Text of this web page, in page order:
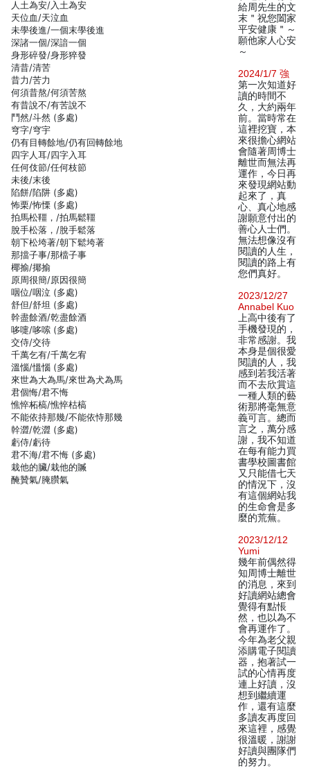
人土為安/入土為安
天位血/天泣血
未學後進/一個末學後進
深諸一個/深諳一個
身形碎發/身形猝發
清昔/清苦
昔力/苦力
何須昔熬/何須苦熬
有昔說不/有苦說不
鬥然/斗然 (多處)
穹字/穹宇
仍有目轉餘地/仍有回轉餘地
四字人耳/四字入耳
任何伎節/任何枝節
未後/末後
陷餅/陷阱 (多處)
怖栗/怖慄 (多處)
拍馬松韁，/拍馬鬆韁
脫手松落，/脫手鬆落
朝下松垮著/朝下鬆垮著
那擋子事/那檔子事
椰揄/揶揄
原周很簡/原因很簡
咽位/咽泣 (多處)
舒但/舒坦 (多處)
幹盡餘酒/乾盡餘酒
哆嚏/哆嗦 (多處)
交侍/交待
千萬乞有/千萬乞宥
溫惱/慍惱 (多處)
來世為大為馬/來世為犬為馬
君個悔/君不悔
憔悴柘槁/憔悴枯槁
不能依持那幾/不能依恃那幾
幹澀/乾澀 (多處)
虧侍/虧待
君不海/君不悔 (多處)
栽他的臟/栽他的贓
醃贊氣/腌臢氣
給周先生的文
末＂祝您闔家
平安健康＂～
願他家人心安
～
2024/1/7 強
第一次知道好
讀的時間不
久，大約兩年
前。當時常在
這裡挖寶，本
來很擔心網站
會隨著周博士
離世而無法再
運作，今日再
來發現網站動
起來了，真
心、真心地感
謝願意付出的
善心人士們。
無法想像沒有
閱讀的人生，
閱讀的路上有
您們真好。
2023/12/27
Annabel Kuo
上高中後有了
手機發現的，
非常感謝。我
本身是個很愛
閱讀的人，我
感到若我活著
而不去欣賞這
一種人類的藝
術那將毫無意
義可言。總而
言之，萬分感
謝，我不知道
在每有能力買
書學校圖書館
又只能借七天
的情況下，沒
有這個網站我
的生命會是多
麼的荒蕪。
2023/12/12
Yumi
幾年前偶然得
知周博士離世
的消息，來到
好讀網站總會
覺得有點悵
然，也以為不
會再運作了。
今年為老父親
添購電子閱讀
器，抱著試一
試的心情再度
連上好讀，沒
想到繼續運
作，還有這麼
多讀友再度回
來這裡，感覺
很溫暖，謝謝
好讀與團隊們
的努力。